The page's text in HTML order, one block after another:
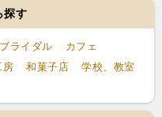
探す
ライダル
カフェ
房 和菓子店
学校、教室